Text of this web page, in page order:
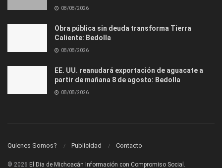
08/08/2026
Obra pública sin deuda transforma Tierra
Caliente: Bedolla
08/08/2026
EE. UU. reanudará exportación de aguacate a
partir de mañana 8 de agosto: Bedolla
08/08/2026
Quienes Somos? Publicidad Contacto
© 2026 El Dia de Michoacán Información con Compromiso Social.